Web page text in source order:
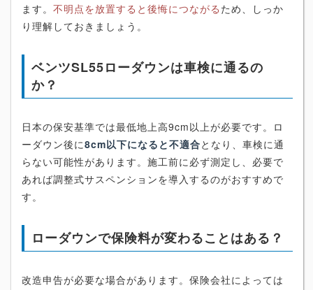
ます。 不明点を放置すると後悔につながる ため、しっか
り理解しておきましょう。
ベンツSL55ローダウンは車検に通るの
か？
日本の保安基準では最低地上高9cm以上が必要です。ロ
ーダウン後に8cm以下になると不適合となり、車検に通
らない可能性があります。施工前に必ず測定し、必要で
あれば調整式サスペンションを導入するのがおすすめで
す。
ローダウンで保険料が変わることはある？
改造申告が必要な場合があります。保険会社によっては